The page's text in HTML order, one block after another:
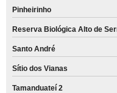
Pinheirinho
Reserva Biológica Alto de
Santo André
Sítio dos Vianas
Tamanduateí 2